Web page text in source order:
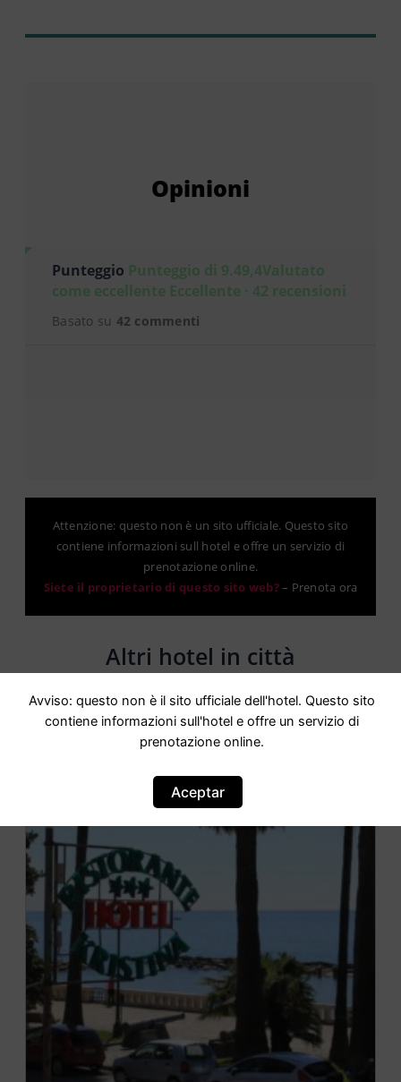
Opinioni
Punteggio Punteggio di 9.49,4Valutato
come eccellente Eccellente · 42 recensioni
Basato su 42 commenti
Attenzione: questo non è un sito ufficiale. Questo sito
contiene informazioni sull hotel e offre un servizio di
prenotazione online.
Siete il proprietario di questo sito web?– Prenota ora
Altri hotel in città
Avviso: questo non è il sito ufficiale dell'hotel. Questo sito
contiene informazioni sull'hotel e offre un servizio di
prenotazione online.
Aceptar